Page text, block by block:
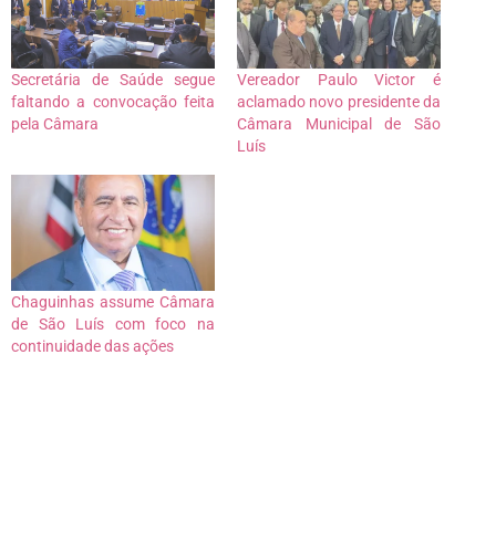
Secretária de Saúde segue
faltando a convocação feita
pela Câmara
Vereador Paulo Victor é
aclamado novo presidente da
Câmara Municipal de São
Luís
Chaguinhas assume Câmara
de São Luís com foco na
continuidade das ações